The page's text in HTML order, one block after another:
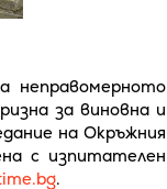
неправомерното
за виновна и
на Окръжния
с изпитателен
.